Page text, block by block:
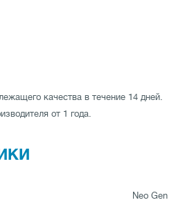
качества в течение 14 дней.
от 1 года.
Neo Gen